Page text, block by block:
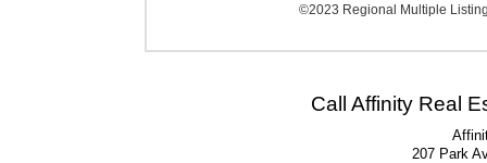
©2023 Regional Multiple
Call Affinity Real
207 Park